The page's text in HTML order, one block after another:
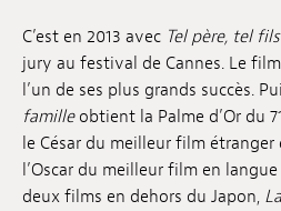
C’est en 2013 avec Tel père, tel fils
jury au festival de Cannes. Le
l’un de ses plus grands succès.
familleobtient la Palme d’Or du
le César du meilleur film
l’Oscar du meilleur film en
deux films en dehors du Japon,